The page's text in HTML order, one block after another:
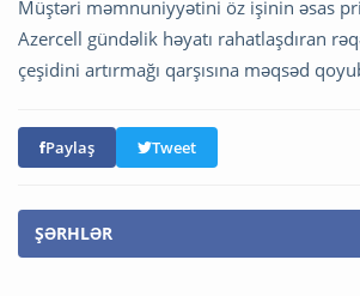
Müştəri məmnuniyyətini öz işinin əsas
Azercell gündəlik həyatı rahatlaşdıran
çeşidini artırmağı qarşısına məqsəd
Paylaş Tweet
ŞƏRHLƏR